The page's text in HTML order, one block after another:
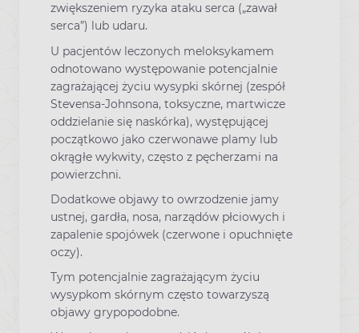
zwiększeniem ryzyka ataku serca („zawał
serca”) lub udaru.
U pacjentów leczonych meloksykamem
odnotowano występowanie potencjalnie
zagrażającej życiu wysypki skórnej (zespół
Stevensa-Johnsona, toksyczne, martwicze
oddzielanie się naskórka), występującej
początkowo jako czerwonawe plamy lub
okrągłe wykwity, często z pęcherzami na
powierzchni.
Dodatkowe objawy to owrzodzenie jamy
ustnej, gardła, nosa, narządów płciowych i
zapalenie spojówek (czerwone i opuchnięte
oczy).
Tym potencjalnie zagrażającym życiu
wysypkom skórnym często towarzyszą
objawy grypopodobne.